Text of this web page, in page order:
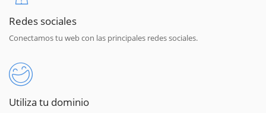
Redes sociales
Conectamos tu web con las principales redes sociales.
Utiliza tu dominio